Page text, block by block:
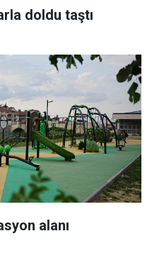
doldu taştı
alanı